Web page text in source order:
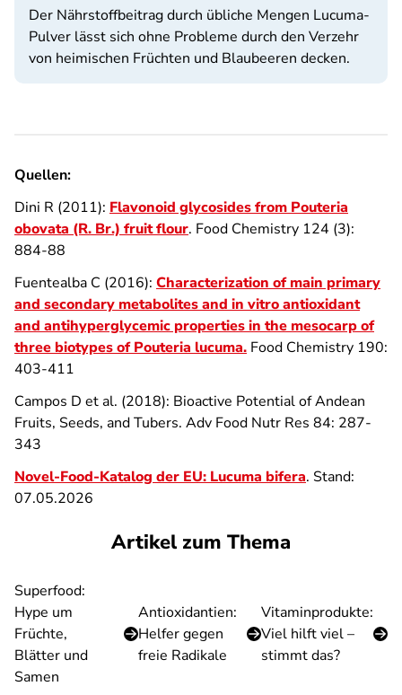
Der Nährstoffbeitrag durch übliche Mengen Lucuma-
Pulver lässt sich ohne Probleme durch den Verzehr
von heimischen Früchten und Blaubeeren decken.
Quellen:
Dini R (2011): Flavonoid glycosides from Pouteria
obovata (R. Br.) fruit flour. Food Chemistry 124 (3):
884-88
Fuentealba C (2016): Characterization of main primary
and secondary metabolites and in vitro antioxidant
and antihyperglycemic properties in the mesocarp of
three biotypes of Pouteria lucuma. Food Chemistry 190:
403-411
Campos D et al. (2018): Bioactive Potential of Andean
Fruits, Seeds, and Tubers. Adv Food Nutr Res 84: 287-
343
Novel-Food-Katalog der EU: Lucuma bifera. Stand:
07.05.2026
Artikel zum Thema
Superfood:
Hype um
Früchte,
Blätter und
Samen
Antioxidantien:
Helfer gegen
freie Radikale
Vitaminprodukte:
Viel hilft viel –
stimmt das?